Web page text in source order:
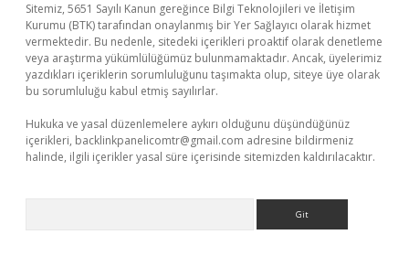
Sitemiz, 5651 Sayılı Kanun gereğince Bilgi Teknolojileri ve İletişim
Kurumu (BTK) tarafından onaylanmış bir Yer Sağlayıcı olarak hizmet
vermektedir. Bu nedenle, sitedeki içerikleri proaktif olarak denetleme
veya araştırma yükümlülüğümüz bulunmamaktadır. Ancak, üyelerimiz
yazdıkları içeriklerin sorumluluğunu taşımakta olup, siteye üye olarak
bu sorumluluğu kabul etmiş sayılırlar.
Hukuka ve yasal düzenlemelere aykırı olduğunu düşündüğünüz
içerikleri, backlinkpanelicomtr@gmail.com adresine bildirmeniz
halinde, ilgili içerikler yasal süre içerisinde sitemizden kaldırılacaktır.